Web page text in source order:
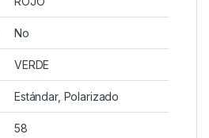
No
VERDE
Estándar, Polarizado
58